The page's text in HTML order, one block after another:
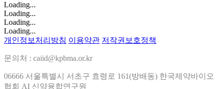
Loading...
Loading...
Loading...
Loading...
개인정보처리방침 이용약관 저작권보호정책
문의처 : caiid@kpbma.or.kr
06666 서울특별시 서초구 효령로 161(방배동) 한국제약바이오
협회 AI 신약융합연구원